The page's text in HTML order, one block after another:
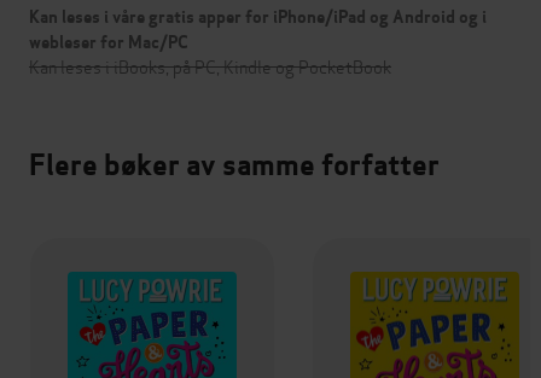
Kan leses i våre gratis apper for iPhone/iPad og Android og i
webleser for Mac/PC
Kan leses i iBooks, på PC, Kindle og PocketBook
Flere bøker av samme forfatter